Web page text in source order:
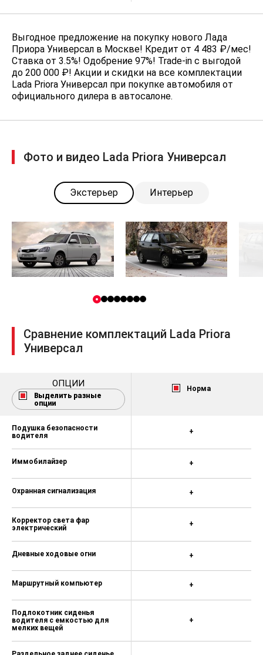
Выгодное предложение на покупку нового Лада
Приора Универсал в Москве! Кредит от 4 483 ₽/мес!
Ставка от 3.5%! Одобрение 97%! Trade-in с выгодой
до 200 000 ₽! Акции и скидки на все комплектации
Lada Priora Универсал при покупке автомобиля от
официального дилера в автосалоне.
Фото и видео Lada Priora Универсал
Экстерьер Интерьер
Сравнение комплектаций Lada Priora
Универсал
ОПЦИИ
Выделить разные
опции
Норма
Подушка безопасности
водителя
Иммобилайзер
Охранная сигнализация
Корректор света фар
электрический
Дневные ходовые огни
Маршрутный компьютер
Подлокотник сиденья
водителя с емкостью для
мелких вещей
+
+
+
+
+
+
+